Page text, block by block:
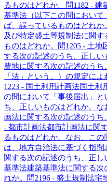
るものはどれか。
問1182 - 建
基準法（以下この問におい
ば、誤っているものはどれか
及び特定盛土等規制法に関
ものはどれか。
問1205 - 土地
する次の記述のうち、正しい
農地に関する次の記述のう
「法」という。）の規定に
1223 - 国土利用計画法国土利
の問において「事後届出」と
ち、正しいものはどれか。な
画法に関する次の記述のうち
- 都市計画法都市計画法に関
るものはどれか。なお、こ
は、地方自治法に基づく指問
関する次の記述のうち、正し
基準法建築基準法に関する
れか。
問2196 - 盛土規制法宅